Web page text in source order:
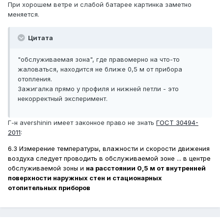
При хорошем ветре и слабой батарее картинка заметно
меняется.
Цитата
"обслуживаемая зона", где правомерно на что-то
жаловаться, находится не ближе 0,5 м от прибора
отопления.
Зажигалка прямо у профиля и нижней петли - это
некорректный эксперимент.
Г-н avershinin имеет законное право не знать ГОСТ 30494-
2011:
6.3 Измерение температуры, влажности и скорости движения
воздуха следует проводить в обслуживаемой зоне ... в центре
обслуживаемой зоны и на расстоянии 0,5 м от внутренней
поверхности наружных стен и стационарных
отопительных приборов